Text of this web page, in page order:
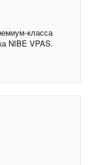
класса
NIBE VPAS.